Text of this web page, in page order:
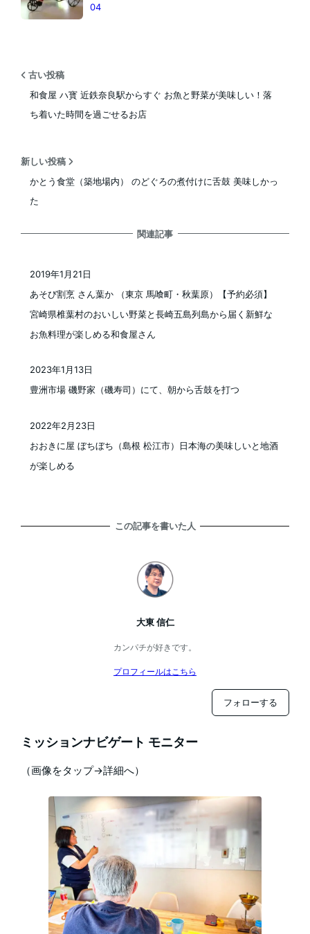
04
古い投稿
和食屋 ハ寳 近鉄奈良駅からすぐ お魚と野菜が美味しい！落
ち着いた時間を過ごせるお店
新しい投稿
かとう食堂（築地場内） のどぐろの煮付けに舌鼓 美味しかっ
た
関連記事
あそび割烹 さん葉か （東京 馬喰町・秋葉原）【予約必須】
宮崎県椎葉村のおいしい野菜と長崎五島列島から届く新鮮な
お魚料理が楽しめる和食屋さん
2019年1月21日
豊洲市場 磯野家（磯寿司）にて、朝から舌鼓を打つ
2023年1月13日
おおきに屋 ぼちぼち（島根 松江市）日本海の美味しいと地酒
が楽しめる
2022年2月23日
この記事を書いた人
大東 信仁
カンパチが好きです。
プロフィールはこちら
フォローする
ミッションナビゲート モニター
（画像をタップ→詳細へ）